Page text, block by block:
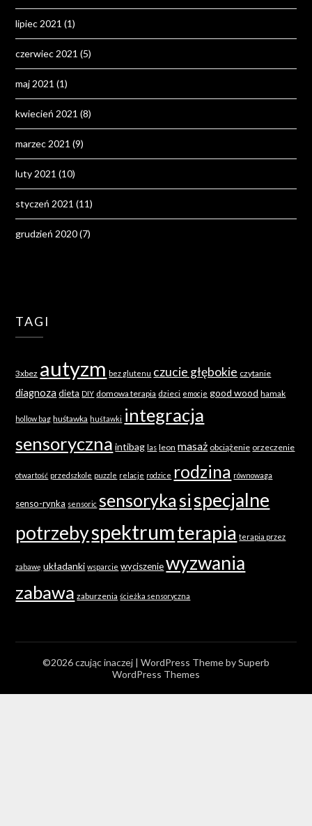
lipiec 2021 (1)
czerwiec 2021 (5)
maj 2021 (1)
kwiecień 2021 (8)
marzec 2021 (9)
luty 2021 (10)
styczeń 2021 (11)
grudzień 2020(7)
TAGI
3xbez autyzm bez glutenu czucie głębokie czytanie
diagnoza dieta DIY domowa terapia dzieci emocje good wood hamak
hollow bag huśtawka huśtawki integracja
sensoryczna intibag las leon masaż obciążenie orzeczenie
otwartość przedszkole puzzle relacje rodzice rodzina równowaga
senso-rynka sensoric sensoryka sispecjalne
potrzebyspektrumterapia terapia przez
zabawę układanki wsparcie wyciszenie wyzwania
zabawa zaburzenia ścieżka sensoryczna
©2026 czując inaczej | WordPress Theme bySuperb
WordPress Themes